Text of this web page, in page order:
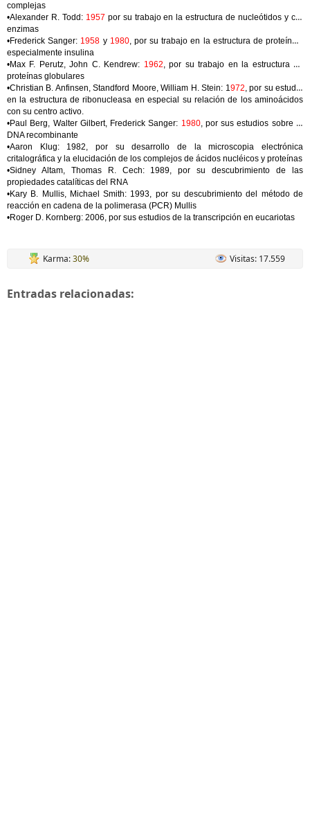
complejas
•Alexander R. Todd: 1957 por su trabajo en la estructura de nucleótidos y co-
enzimas
•Frederick Sanger: 1958 y 1980, por su trabajo en la estructura de proteínas,
especialmente insulina
•Max F. Perutz, John C. Kendrew: 1962, por su trabajo en la estructura de
proteínas globulares
•Christian B. Anfinsen, Standford Moore, William H. Stein: 1972, por su estudio
en la estructura de ribonucleasa en especial su relación de los aminoácidos
con su centro activo.
•Paul Berg, Walter Gilbert, Frederick Sanger: 1980, por sus estudios sobre el
DNA recombinante
•Aaron Klug: 1982, por su desarrollo de la microscopia electrónica
critalográfica y la elucidación de los complejos de ácidos nucléicos y proteínas
•Sidney Altam, Thomas R. Cech: 1989, por su descubrimiento de las
propiedades catalíticas del RNA
•Kary B. Mullis, Michael Smith: 1993, por su descubrimiento del método de
reacción en cadena de la polimerasa (PCR) Mullis
•Roger D. Kornberg: 2006, por sus estudios de la transcripción en eucariotas
Karma:30% Visitas: 17.559
Entradas relacionadas: